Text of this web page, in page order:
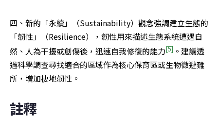
四、新的「永續」（Sustainability）觀念強調建立生態的
「韌性」（Resilience），韌性用來描述生態系統遭遇自
然、人為干擾或創傷後，迅速自我修復的能力[5] 。建議透
過科學調查尋找適合的區域作為核心保育區或生物微避難
所，增加棲地韌性。
註釋